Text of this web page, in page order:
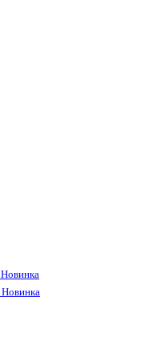
Новинка
Новинка